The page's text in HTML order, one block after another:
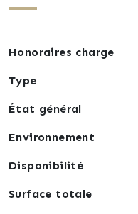
habitations, les
Mon coup de coeur :
calme et naturel.
Au plaisir de vous y
Romain
Honoraires charge
Type
État général
Environnement
Disponibilité
Surface totale